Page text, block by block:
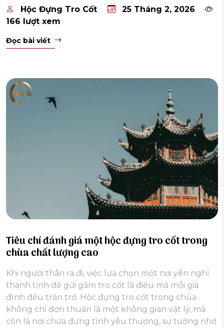
Hộc Đựng Tro Cốt
25 Tháng 2, 2026
166 lượt xem
Đọc bài viết
Tiêu chí đánh giá một hộc đựng tro cốt trong
chùa chất lượng cao
Khi người thân ra đi, việc lựa chọn một nơi yên nghỉ
thanh tịnh để gửi gắm tro cốt là điều mà mỗi gia
đình đều trăn trở. Hộc đựng tro cốt trong chùa
không chỉ đơn thuần là một không gian vật lý, mà
còn là nơi chứa đựng tình yêu thương, sự tưởng nhớ